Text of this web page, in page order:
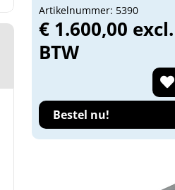
Artikelnummer: 5390
€ 1.600,00 excl.
BTW
Bestel nu!